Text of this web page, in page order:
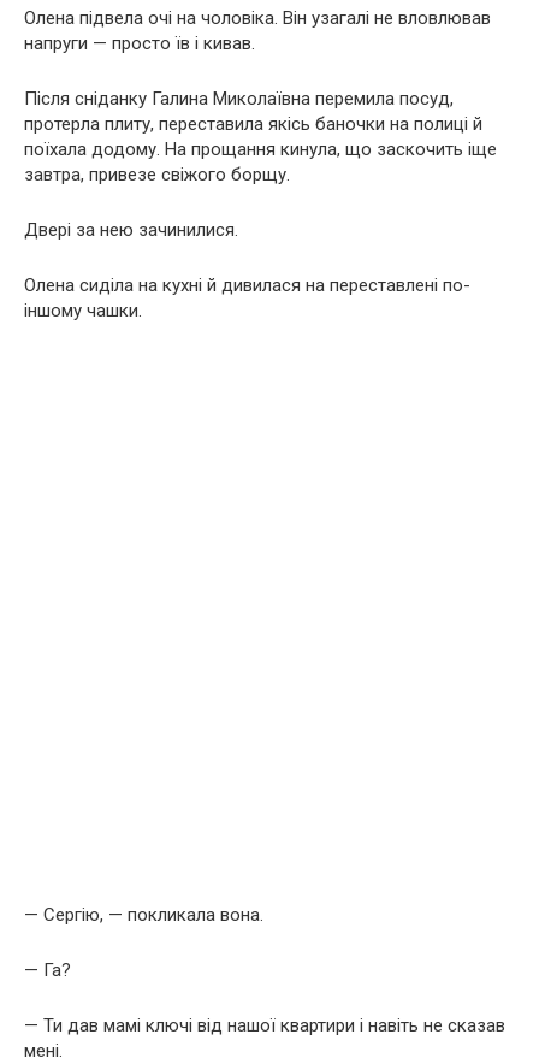
Олена підвела очі на чоловіка. Він узагалі не вловлював
напруги — просто їв і кивав.
Після сніданку Галина Миколаївна перемила посуд,
протерла плиту, переставила якісь баночки на полиці й
поїхала додому. На прощання кинула, що заскочить іще
завтра, привезе свіжого борщу.
Двері за нею зачинилися.
Олена сиділа на кухні й дивилася на переставлені по-
іншому чашки.
— Сергію, — покликала вона.
— Га?
— Ти дав мамі ключі від нашої квартири і навіть не сказав
мені.